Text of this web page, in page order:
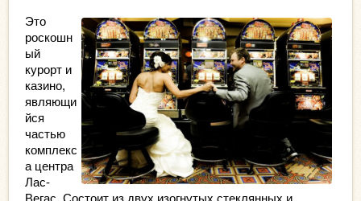
Это
роскошн
ый
курорт и
казино,
являющи
йся
частью
комплекс
а центра
Лас-